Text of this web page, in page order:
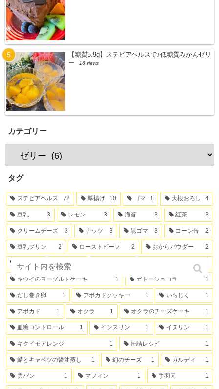
【糖質5.9g】ステビアヘルスで♪低糖質みかんゼリ
ー
16 views
カテゴリー
タグ
ステビアヘルス 72 厚揚げ 10 ゴマ 8 大根おろし 4
豆乳 3 レモン 3 海苔 3 紅茶 3
クリームチーズ 3 ナッツ 3 黒ゴマ 3 コーン缶 2
豆乳プリン 2 ローストビーフ 2 おからパウダー 2
生姜 2 大根 ゴーヤチャンプル
キウイのヨーグルトケーキ 1 ガトーショコラ 1
だし巻き卵 1 アボカドクッキー 1 いちじく 1
アボカド 1 オクラ 1 オクラのチーズケーキ 1
血糖コントロール 1 インスリン 1 イヌリン 1
キクイモアレンジ 1 缶詰レシピ 1
鯖とキャベツの醤油蒸し 1 幻のチーズ 1 カルディ 1
雲パン 1 マフィン 1 手羽元 1